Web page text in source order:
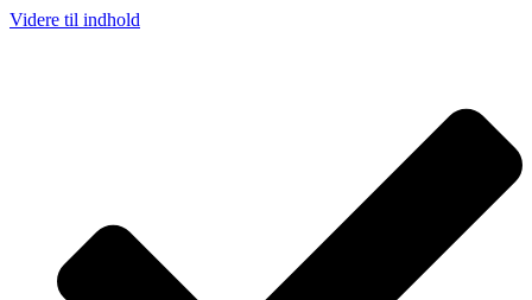
Videre til indhold